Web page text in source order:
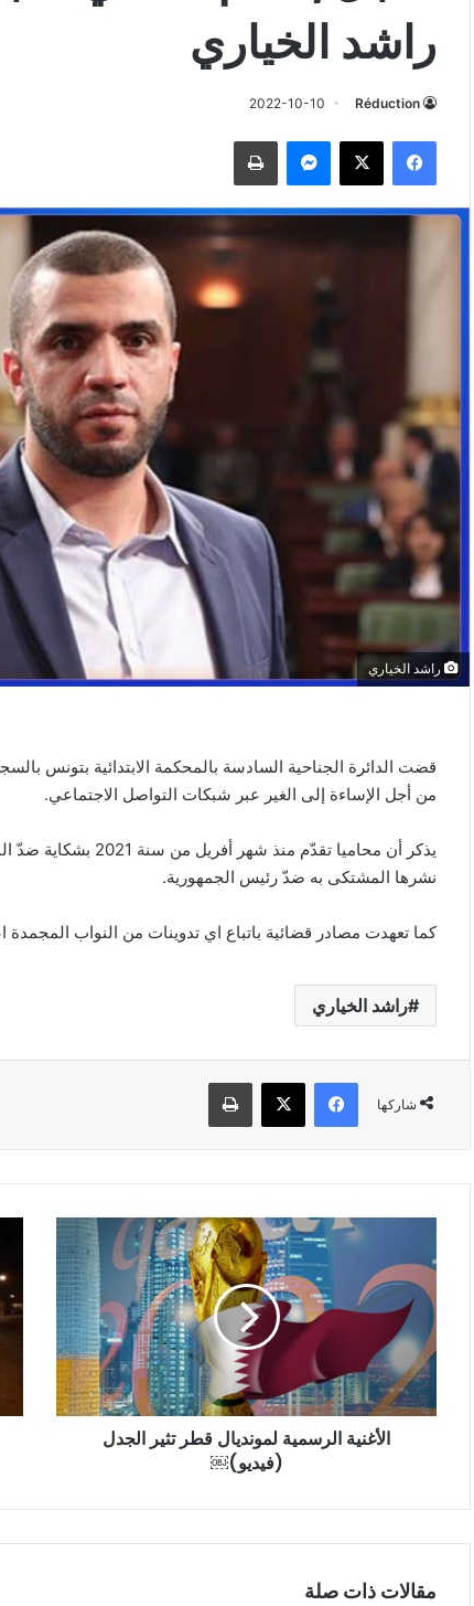
راشد الخياري
Réduction
2022-10-10
فيسبوك ‫X ماسنجر طباعة
راشد الخياري
من أجل الإساءة إلى الغير عبر شبكات التواصل الاجتماعي.
يذكر أن محاميا تقدّم
نشرها المشتكى به ضدّ رئيس الجمهورية.
كما تعهدت مصادر قضائية باتباع اي تدوينات من النواب
راشد الخياري
شاركها
فيسبوك ‫X طباعة
لمونديال
قطر
تثير
الجدل
(فيديو)
￼
الأغنية الرسمية لمونديال قطر تثير الجدل
(فيديو)￼
مة
مقالات ذات صلة